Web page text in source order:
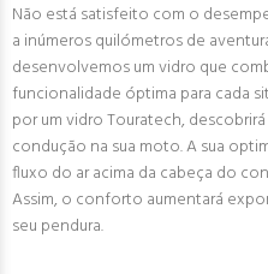
Não está satisfeito com o
a inúmeros quilómetros de
desenvolvemos um vidro que
funcionalidade óptima para cada
por um vidro Touratech,
condução na sua moto. A sua
fluxo do ar acima da cabeça do
Assim, o conforto aumentará
seu pendura.